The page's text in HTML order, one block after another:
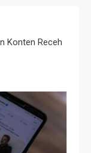
Konten Receh